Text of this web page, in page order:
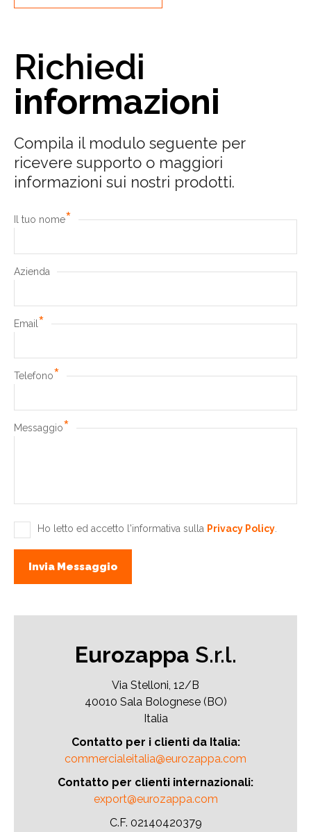
Richiedi
informazioni
Compila il modulo seguente per
ricevere supporto o maggiori
informazioni sui nostri prodotti.
Il tuo nome*
Azienda
Email*
Telefono*
Messaggio*
Ho letto ed accetto l'informativa sulla Privacy Policy.
Eurozappa S.r.l.
Via Stelloni, 12/B
40010 Sala Bolognese (BO)
Italia
Contatto per i clienti da Italia:
commercialeitalia@eurozappa.com
Contatto per clienti internazionali:
export@eurozappa.com
C.F. 02140420379